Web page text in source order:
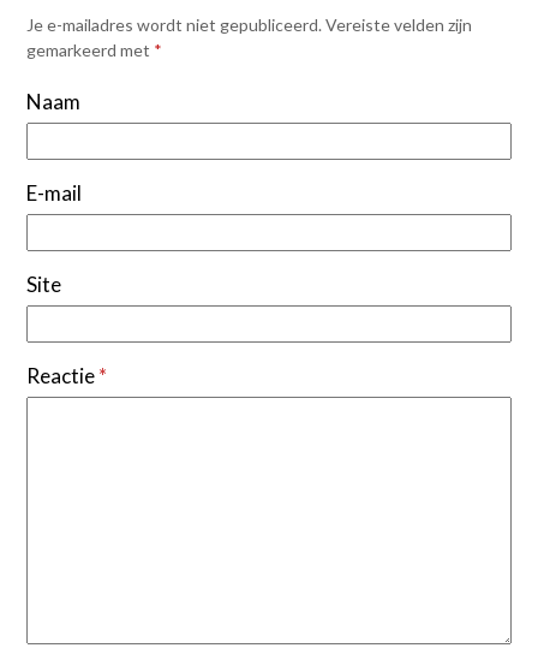
Je e-mailadres wordt niet gepubliceerd. Vereiste velden zijn
gemarkeerd met *
Naam
E-mail
Site
Reactie*